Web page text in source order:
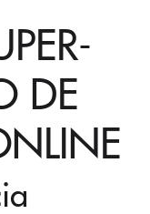
DE